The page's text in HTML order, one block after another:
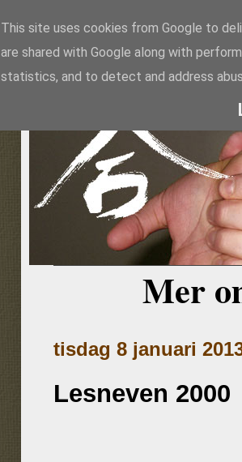
Aikido
Mer
tisdag 8 januari
Lesneven 2000
This site uses cookies from Google to
are shared with Google along with
statistics, and to detect and address